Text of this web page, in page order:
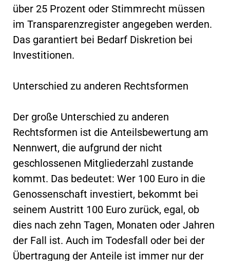
über 25 Prozent oder Stimmrecht müssen
im Transparenzregister angegeben werden.
Das garantiert bei Bedarf Diskretion bei
Investitionen.
Unterschied zu anderen Rechtsformen
Der große Unterschied zu anderen
Rechtsformen ist die Anteilsbewertung am
Nennwert, die aufgrund der nicht
geschlossenen Mitgliederzahl zustande
kommt. Das bedeutet: Wer 100 Euro in die
Genossenschaft investiert, bekommt bei
seinem Austritt 100 Euro zurück, egal, ob
dies nach zehn Tagen, Monaten oder Jahren
der Fall ist. Auch im Todesfall oder bei der
Übertragung der Anteile ist immer nur der